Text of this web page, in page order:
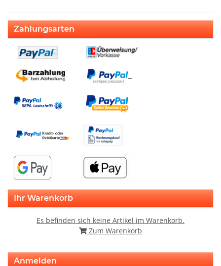
Zahlungsarten
Ihr Warenkorb
Es befinden sich keine Artikel im Warenkorb.
Zum Warenkorb
Anmelden